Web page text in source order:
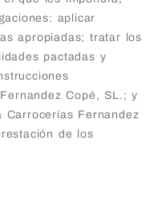
aplicar
apropiadas; tratar los
pactadas y
Copé, SL.; y
Fernandez
de los